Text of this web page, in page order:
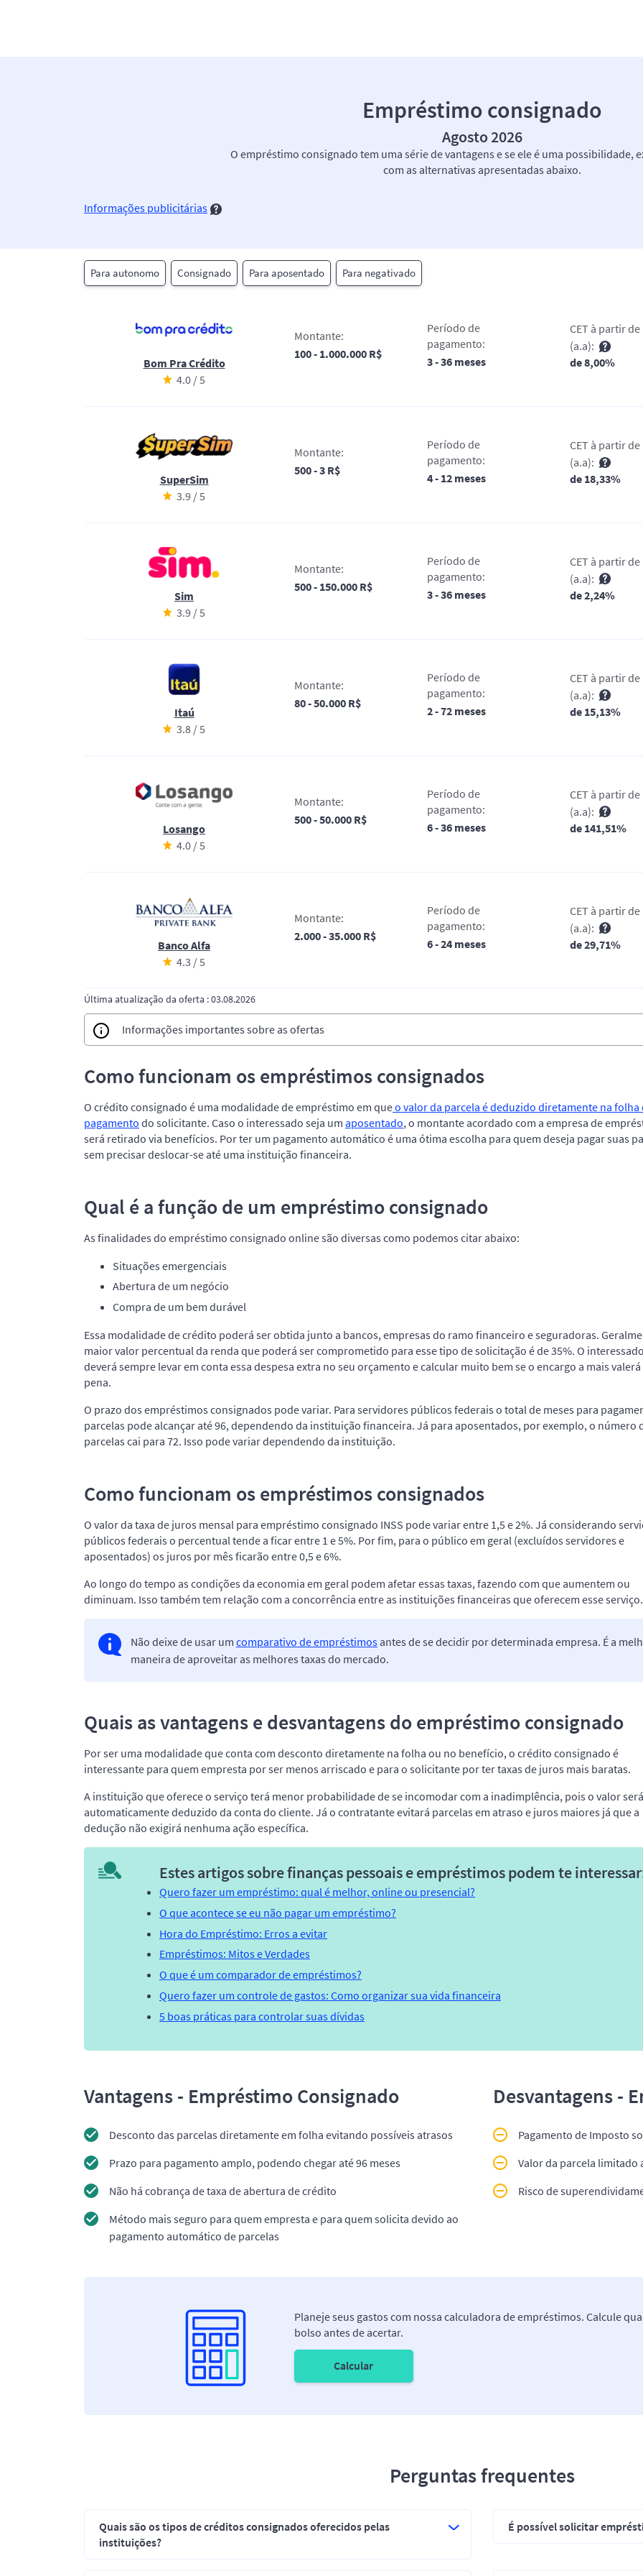
Empréstimo consignado
Agosto 2026
O empréstimo consignado tem uma série de vantagens e se ele é uma possibilidade,
com as alternativas apresentadas abaixo.
Informações publicitárias
Para autonomo Consignado Para aposentado Para negativado
Bom Pra Crédito
4.0 / 5
Montante:
100 - 1.000.000 R$
Período de
pagamento:
3 - 36 meses
CET à partir de
(a.a):
de 8,00%
SuperSim
3.9 / 5
Montante:
500 - 3 R$
Período de
pagamento:
4 - 12 meses
CET à partir de
(a.a):
de 18,33%
Sim
3.9 / 5
Montante:
500 - 150.000 R$
Período de
pagamento:
3 - 36 meses
CET à partir de
(a.a):
de 2,24%
Itaú
3.8 / 5
Montante:
80 - 50.000 R$
Período de
pagamento:
2 - 72 meses
CET à partir de
(a.a):
de 15,13%
Losango
4.0 / 5
Montante:
500 - 50.000 R$
Período de
pagamento:
6 - 36 meses
CET à partir de
(a.a):
de 141,51%
Banco Alfa
4.3 / 5
Montante:
2.000 - 35.000 R$
Período de
pagamento:
6 - 24 meses
CET à partir de
(a.a):
de 29,71%
Última atualização da oferta : 03.08.2026
Informações importantes sobre as ofertas
Como funcionam os empréstimos consignados
O crédito consignado é uma modalidade de empréstimo em queo valor da parcela é deduzido diretamente na folha
pagamento do solicitante. Caso o interessado seja um aposentado, o montante acordado com a empresa de
será retirado via benefícios. Por ter um pagamento automático é uma ótima escolha para quem deseja pagar suas
sem precisar deslocar-se até uma instituição financeira.
Qual é a função de um empréstimo consignado
As finalidades do empréstimo consignado online são diversas como podemos citar abaixo:
Situações emergenciais
Abertura de um negócio
Compra de um bem durável
Essa modalidade de crédito poderá ser obtida junto a bancos, empresas do ramo financeiro e seguradoras.
maior valor percentual da renda que poderá ser comprometido para esse tipo de solicitação é de 35%. O interessado
deverá sempre levar em conta essa despesa extra no seu orçamento e calcular muito bem se o encargo a mais valerá
pena.
O prazo dos empréstimos consignados pode variar. Para servidores públicos federais o total de meses para
parcelas pode alcançar até 96, dependendo da instituição financeira. Já para aposentados, por exemplo, o número
parcelas cai para 72. Isso pode variar dependendo da instituição.
Como funcionam os empréstimos consignados
O valor da taxa de juros mensal para empréstimo consignado INSS pode variar entre 1,5 e 2%. Já considerando
públicos federais o percentual tende a ficar entre 1 e 5%. Por fim, para o público em geral (excluídos servidores e
aposentados) os juros por mês ficarão entre 0,5 e 6%.
Ao longo do tempo as condições da economia em geral podem afetar essas taxas, fazendo com que aumentem ou
diminuam. Isso também tem relação com a concorrência entre as instituições financeiras que oferecem esse serviço.
Não deixe de usar um comparativo de empréstimosantes de se decidir por determinada empresa. É a
maneira de aproveitar as melhores taxas do mercado.
Quais as vantagens e desvantagens do empréstimo consignado
Por ser uma modalidade que conta com desconto diretamente na folha ou no benefício, o crédito consignado é
interessante para quem empresta por ser menos arriscado e para o solicitante por ter taxas de juros mais baratas.
A instituição que oferece o serviço terá menor probabilidade de se incomodar com a inadimplência, pois o valor será
automaticamente deduzido da conta do cliente. Já o contratante evitará parcelas em atraso e juros maiores já que a
dedução não exigirá nenhuma ação específica.
Estes artigos sobre finanças pessoais e empréstimos podem te
Quero fazer um empréstimo: qual é melhor, online ou presencial?
O que acontece se eu não pagar um empréstimo?
Hora do Empréstimo: Erros a evitar
Empréstimos: Mitos e Verdades
O que é um comparador de empréstimos?
Quero fazer um controle de gastos: Como organizar sua vida financeira
5 boas práticas para controlar suas dívidas
Vantagens - Empréstimo Consignado
Desconto das parcelas diretamente em folha evitando possíveis atrasos
Prazo para pagamento amplo, podendo chegar até 96 meses
Não há cobrança de taxa de abertura de crédito
Método mais seguro para quem empresta e para quem solicita devido ao
pagamento automático de parcelas
Desvantagens -
Pagamento de Imposto
Valor da parcela limitado
Risco de
Planeje seus gastos com nossa calculadora de empréstimos. Calcule
bolso antes de acertar.
Calcular
Perguntas frequentes
Quais são os tipos de créditos consignados oferecidos pelas
instituições?
É possível solicitar